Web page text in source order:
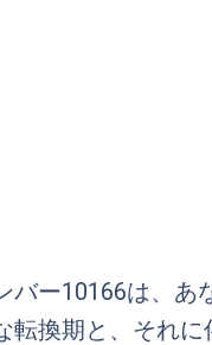
バー10166は、あ
転換期と、それに